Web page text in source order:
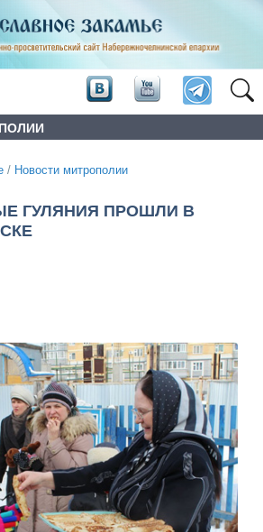
/ Новости митрополии
ГУЛЯНИЯ ПРОШЛИ В